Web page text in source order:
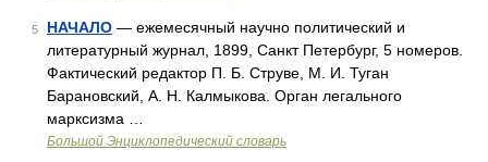
5 НАЧАЛО — ежемесячный научно политический и
литературный журнал, 1899, Санкт Петербург, 5 номеров.
Фактический редактор П. Б. Струве, М. И. Туган
Барановский, А. Н. Калмыкова. Орган легального
марксизма …
Большой Энциклопедический словарь